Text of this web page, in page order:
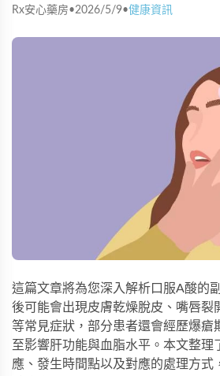
Rx安心藥房•2026/5/9•健康資訊
這篇文章將為您深入解析口服A酸的
後可能會出現皮膚乾燥脫皮、嘴唇裂
等常見症狀，部分患者還會經歷爆瘡
至影響肝功能與血脂水平。本文整理
應、發生時間點以及對應的處理方式